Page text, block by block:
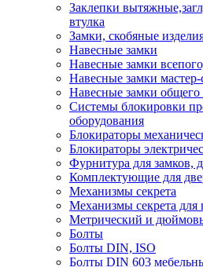
Заклепки
втулка
Замки, скобяные
Навесные замки
Навесные замки
Навесные замки
Навесные замки общего
Системы блокировки
оборудования
Блокираторы
Блокираторы
Фурнитура для замков,
Комплектующие для
Механизмы секрета
Механизмы секрета для
Метрический и
Болты
Болты DIN, ISO
Болты DIN 603